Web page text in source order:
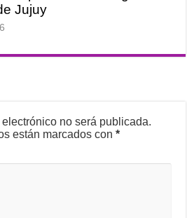
Jujuy
no será publicada.
están marcados con*